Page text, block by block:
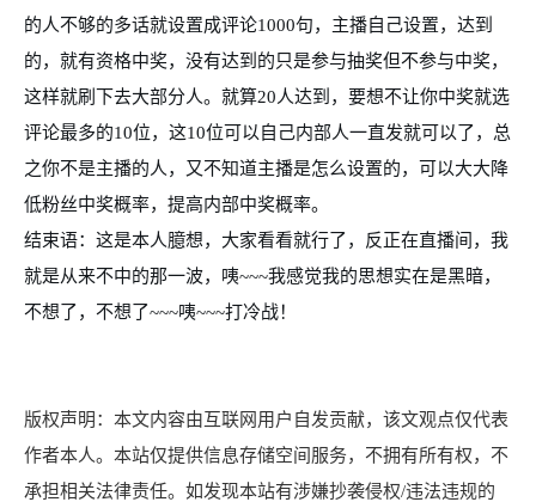
的人不够的多话就设置成评论1000句，主播自己设置，达到
的，就有资格中奖，没有达到的只是参与抽奖但不参与中奖，
这样就刷下去大部分人。就算20人达到，要想不让你中奖就选
评论最多的10位，这10位可以自己内部人一直发就可以了，总
之你不是主播的人，又不知道主播是怎么设置的，可以大大降
低粉丝中奖概率，提高内部中奖概率。
结束语：这是本人臆想，大家看看就行了，反正在直播间，我
就是从来不中的那一波，咦~~~我感觉我的思想实在是黑暗，
不想了，不想了~~~咦~~~打冷战！
版权声明：本文内容由互联网用户自发贡献，该文观点仅代表
作者本人。本站仅提供信息存储空间服务，不拥有所有权，不
承担相关法律责任。如发现本站有涉嫌抄袭侵权/违法违规的